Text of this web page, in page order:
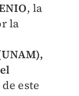
, la
la
este